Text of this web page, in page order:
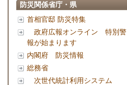
防災関係省庁・県
首相官邸 防災特集
政府広報オンライン 特別警
報が始まります
内閣府 防災情報
総務省
次世代統計利用システム